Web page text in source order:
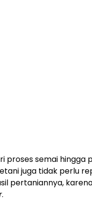
proses semai hingga
juga tidak perlu
pertaniannya,
.